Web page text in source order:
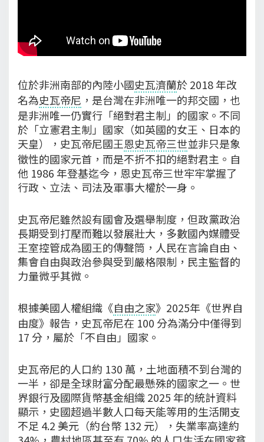
位於非洲南部的內陸小國史瓦濟蘭於 2018 年改
名為史瓦帝尼 ，是台灣在非洲唯一的邦交國，也
是非洲唯一仍實行「絕對君主制」的國家。不同
於「立憲君主制」國家（如英國的女王、日本的
天皇），史瓦帝尼國王恩史瓦帝三世並非只是象
徵性的國家元首，而是不折不扣的絕對君主。自
他 1986 年登基迄今，恩史瓦帝三世牢牢掌握了
行政、立法、司法及軍事大權於一身。
史瓦帝尼雖然設有國會及選舉制度，但政黨政治
長期受到打壓而難以發展壯大，多數國內媒體受
王室控管成為國王的傳聲筒，人民在言論自由、
集會自由與政治參與受到嚴格限制，民主監督的
力量微乎其微。
根據美國人權組織《自由之家》2025年《世界自
由度》報告，史瓦帝尼在 100 分為滿分中僅得到
17 分，屬於「不自由」國家。
史瓦帝尼的人口約 130 萬，土地面積不到台灣的
一半，卻是全球財富分配最懸殊的國家之一。世
界銀行及國際貨幣基金組織 2025 年的統計資料
顯示，史國超過半數人口每天能等用的生活開支
不足 4.2 美元（約台幣 132 元），失業率高達約